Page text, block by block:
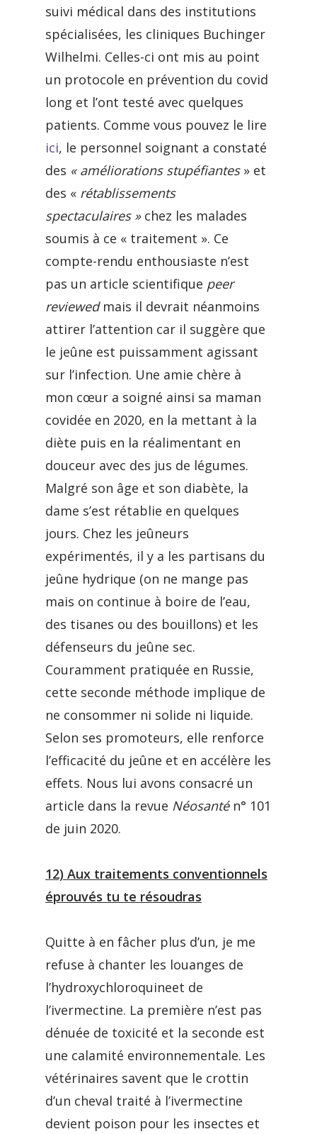
suivi médical dans des institutions
spécialisées, les cliniques Buchinger
Wilhelmi. Celles-ci ont mis au point
un protocole en prévention du covid
long et l’ont testé avec quelques
patients. Comme vous pouvez le lire
ici, le personnel soignant a constaté
des « améliorations stupéfiantes» et
des « rétablissements
spectaculaires » chez les malades
soumis à ce « traitement ». Ce
compte-rendu enthousiaste n’est
pas un article scientifique peer
reviewed mais il devrait néanmoins
attirer l’attention car il suggère que
le jeûne est puissamment agissant
sur l’infection. Une amie chère à
mon cœur a soigné ainsi sa maman
covidée en 2020, en la mettant à la
diète puis en la réalimentant en
douceur avec des jus de légumes.
Malgré son âge et son diabète, la
dame s’est rétablie en quelques
jours. Chez les jeûneurs
expérimentés, il y a les partisans du
jeûne hydrique (on ne mange pas
mais on continue à boire de l’eau,
des tisanes ou des bouillons) et les
défenseurs du jeûne sec.
Couramment pratiquée en Russie,
cette seconde méthode implique de
ne consommer ni solide ni liquide.
Selon ses promoteurs, elle renforce
l’efficacité du jeûne et en accélère les
effets. Nous lui avons consacré un
article dans la revue Néosanté n° 101
de juin 2020.
12) Aux traitements conventionnels
éprouvés tu te résoudras
Quitte à en fâcher plus d’un, je me
refuse à chanter les louanges de
l’hydroxychloroquineet de
l’ivermectine. La première n’est pas
dénuée de toxicité et la seconde est
une calamité environnementale. Les
vétérinaires savent que le crottin
d’un cheval traité à l’ivermectine
devient poison pour les insectes et